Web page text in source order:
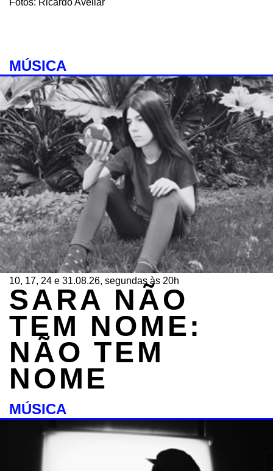
Fotos: Ricardo Avellar
MÚSICA
10, 17, 24 e 31.08.26, segundas às 20h
SARA NÃO
TEM NOME:
NÃO TEM
NOME
MÚSICA